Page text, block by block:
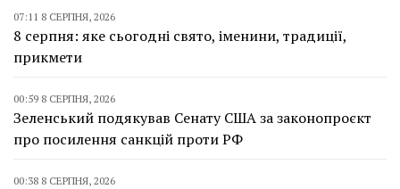
07:11 8 СЕРПНЯ, 2026
8 серпня: яке сьогодні свято, іменини, традиції,
прикмети
00:59 8 СЕРПНЯ, 2026
Зеленський подякував Сенату США за законопроєкт
про посилення санкцій проти РФ
00:38 8 СЕРПНЯ, 2026